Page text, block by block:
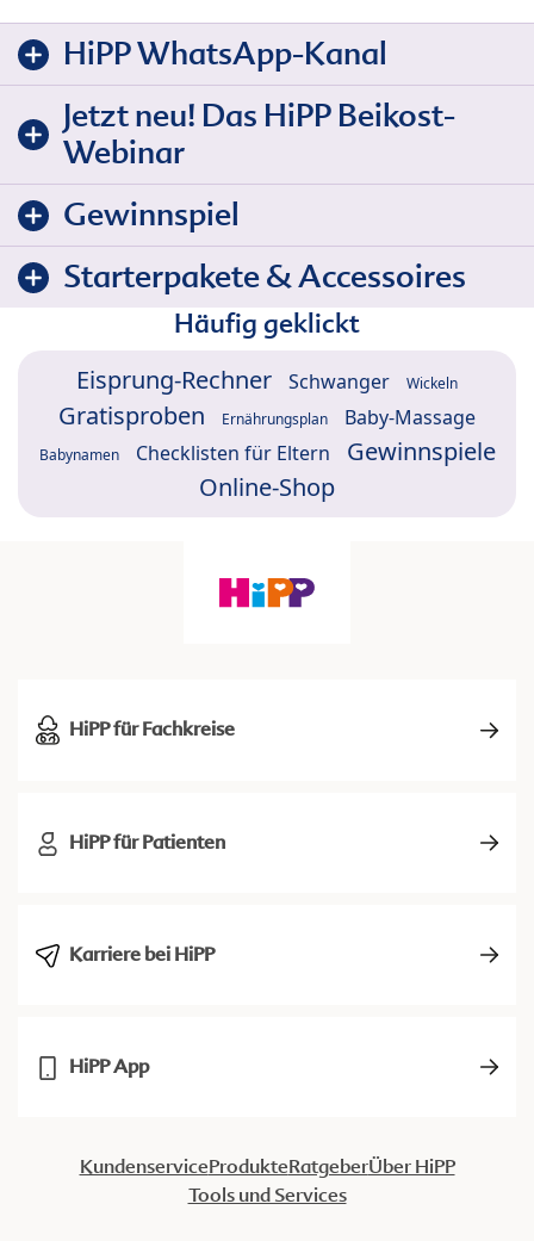
HiPP WhatsApp-Kanal
Jetzt neu! Das HiPP Beikost-
Webinar
Gewinnspiel
Starterpakete & Accessoires
Häufig geklickt
Eisprung-Rechner Schwanger Wickeln
Gratisproben Ernährungsplan Baby-Massage
Babynamen Checklisten für Eltern
Gewinnspiele
Online-Shop
HiPP für Fachkreise
HiPP für Patienten
Karriere bei HiPP
HiPP App
KundenserviceProdukteRatgeberÜber HiPP
Tools und Services